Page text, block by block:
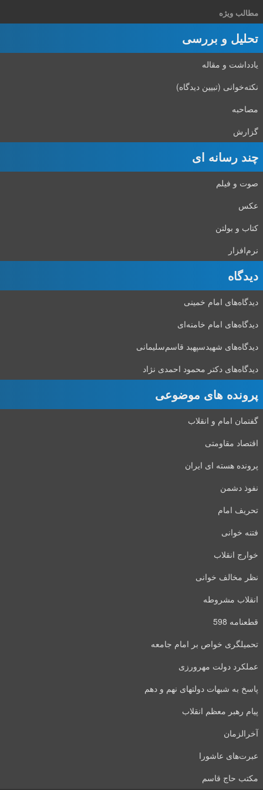
مطالب ویژه
تحلیل و بررسی
یادداشت و مقاله
نکته‌خوانی (تبیین دیدگاه)
مصاحبه
گزارش
چند رسانه ای
صوت و فیلم
عکس
کتاب و بولتن
نرم‌افزار
دیدگاه‌
دیدگاه‌های امام خمینی
دیدگاه‌های امام خامنه‌ای
دیدگاه‌های شهید‌سپهبد قاسم‌سلیمانی
دیدگاه‌های دکتر محمود احمدی نژاد
پرونده های موضوعی
گفتمان امام و انقلاب
اقتصاد مقاومتی
پرونده هسته ای ایران
نفوذ دشمن
تحریف امام
فتنه خوانی
خوارج انقلاب
نظر مخالف خوانی
انقلاب مشروطه
قطعنامه 598
تحمیلگری خواص بر امام جامعه
عملکرد دولت مهرورزی
پاسخ به شبهات دولتهای نهم و دهم
پیام رهبر معظم انقلاب
آخرالزمان
عبرت‌های عاشورا
مکتب حاج قاسم